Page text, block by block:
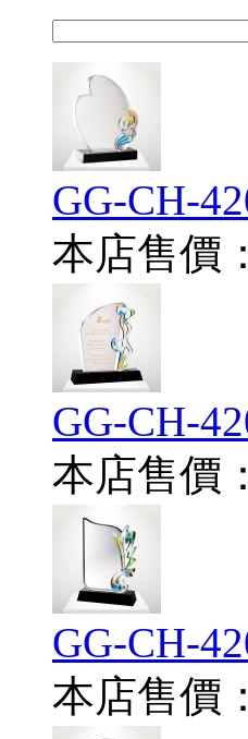
GG-CH-
本店售價：
GG-CH-
本店售價：
GG-CH-
本店售價：